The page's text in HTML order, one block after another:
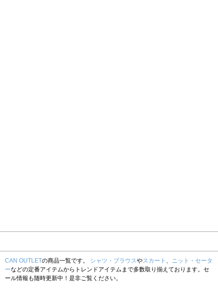
CAN OUTLETの商品一覧です。 シャツ・ブラウスやスカート 、 ニット・セータ
ーなどの定番アイテムからトレンドアイテムまで多数取り揃えております。セ
ール情報も随時更新中！是非ご覧ください。